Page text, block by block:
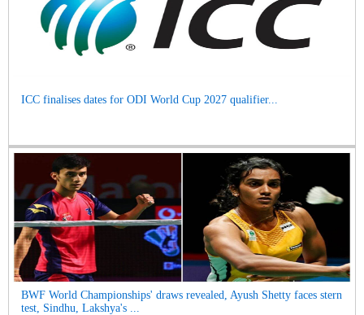
ICC finalises dates for ODI World Cup 2027 qualifier...
BWF World Championships' draws revealed, Ayush Shetty faces stern
test, Sindhu, Lakshya's ...